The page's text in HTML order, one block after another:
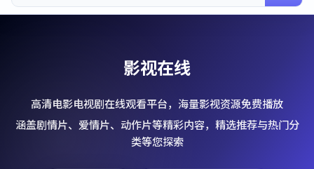
影视在线
高清电影电视剧在线观看平台，海量影视资源免费播放
涵盖剧情片、爱情片、动作片等精彩内容，精选推荐与热门分
类等您探索